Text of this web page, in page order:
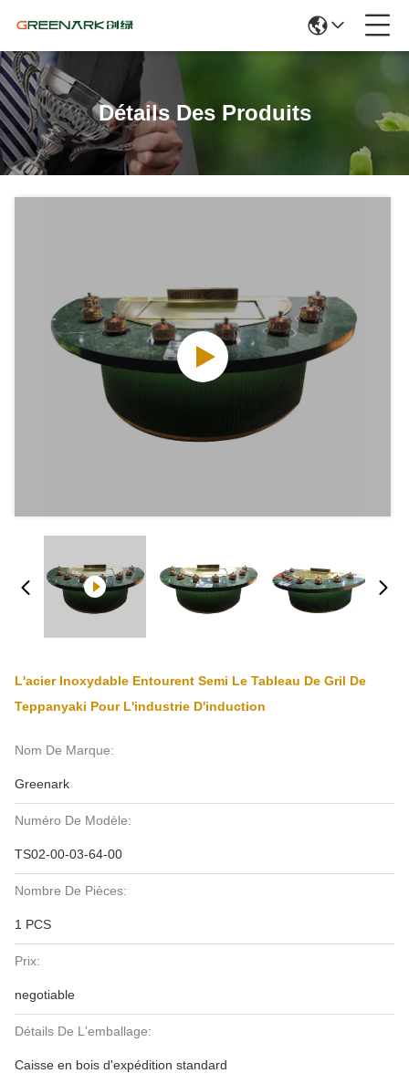
Détails Des Produits
L'acier Inoxydable Entourent Semi Le Tableau De Gril De
Teppanyaki Pour L'industrie D'induction
Nom De Marque:
Greenark
Numéro De Modèle:
TS02-00-03-64-00
Nombre De Pièces:
1 PCS
Prix:
negotiable
Détails De L'emballage:
Caisse en bois d'expédition standard